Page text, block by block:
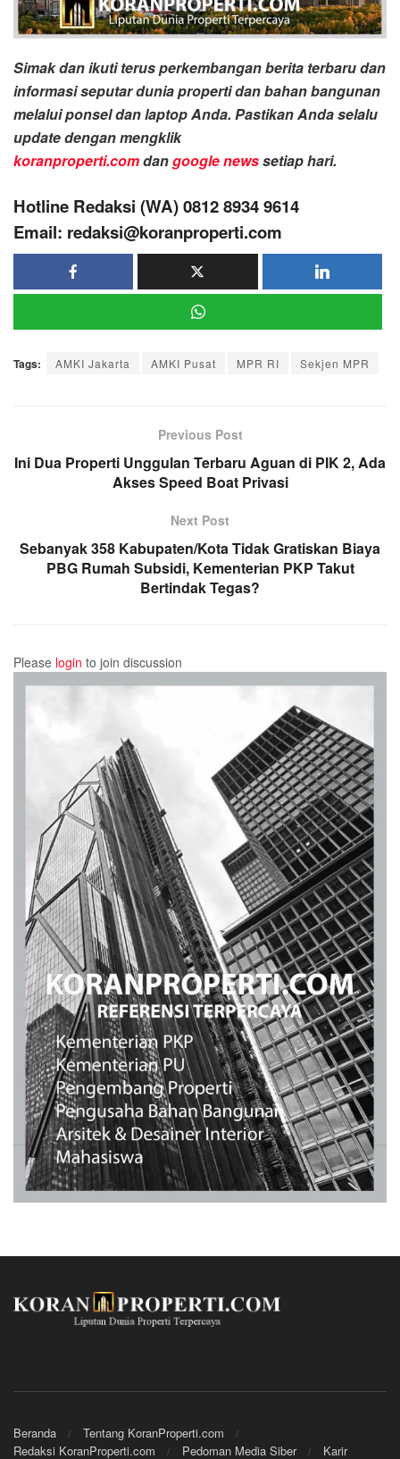
Simak dan ikuti terus perkembangan berita terbaru dan
informasi seputar dunia properti dan bahan bangunan
melalui ponsel dan laptop Anda. Pastikan Anda selalu
update dengan mengklik
koranproperti.comdangoogle newssetiap hari.
Hotline Redaksi (WA) 0812 8934 9614
Email: redaksi@koranproperti.com
Tags: AMKI Jakarta AMKI Pusat MPR RI Sekjen MPR
Previous Post
Ini Dua Properti Unggulan Terbaru Aguan di PIK 2, Ada
Akses Speed Boat Privasi
Next Post
Sebanyak 358 Kabupaten/Kota Tidak Gratiskan Biaya
PBG Rumah Subsidi, Kementerian PKP Takut
Bertindak Tegas?
Please login to join discussion
Beranda
Tentang KoranProperti.com
Redaksi KoranProperti.com
Pedoman Media Siber Karir